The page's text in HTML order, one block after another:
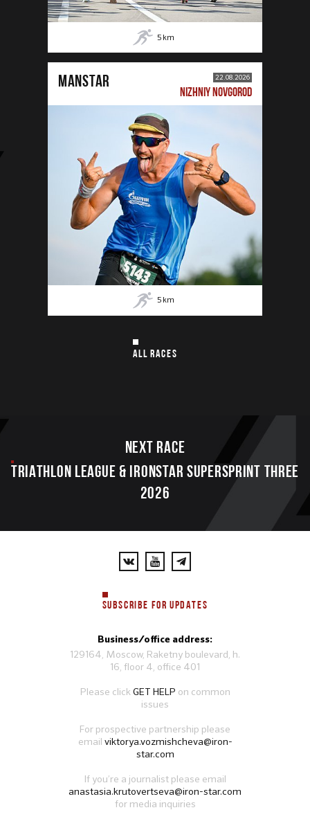
5 km
MANSTAR 22.08.2026
NIZHNIY NOVGOROD
5 km
ALL RACES
Next race
TRIATHLON LEAGUE & IRONSTAR SUPERSPRINT THREE
2026
SUBSCRIBE FOR UPDATES
Business/office address:
129164, Moscow, Raketny boulevard, h.
16, floor 4, office 401
Please clickGET HELP on common
issues
For prospective partnership please
email viktorya.vozmishcheva@iron-
star.com
If you’re a journalist please email
anastasia.krutovertseva@iron-star.com
for media inquiries